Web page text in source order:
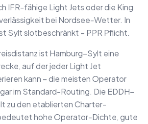
IFR-fähige Light Jets oder die King
bei Nordsee-Wetter. In
Sylt slotbeschränkt – PPR Pflicht.
ist Hamburg–Sylt eine
auf der jeder Light Jet
kann – die meisten Operator
im Standard-Routing. Die EDDH–
zu den etablierten Charter-
hohe Operator-Dichte, gute